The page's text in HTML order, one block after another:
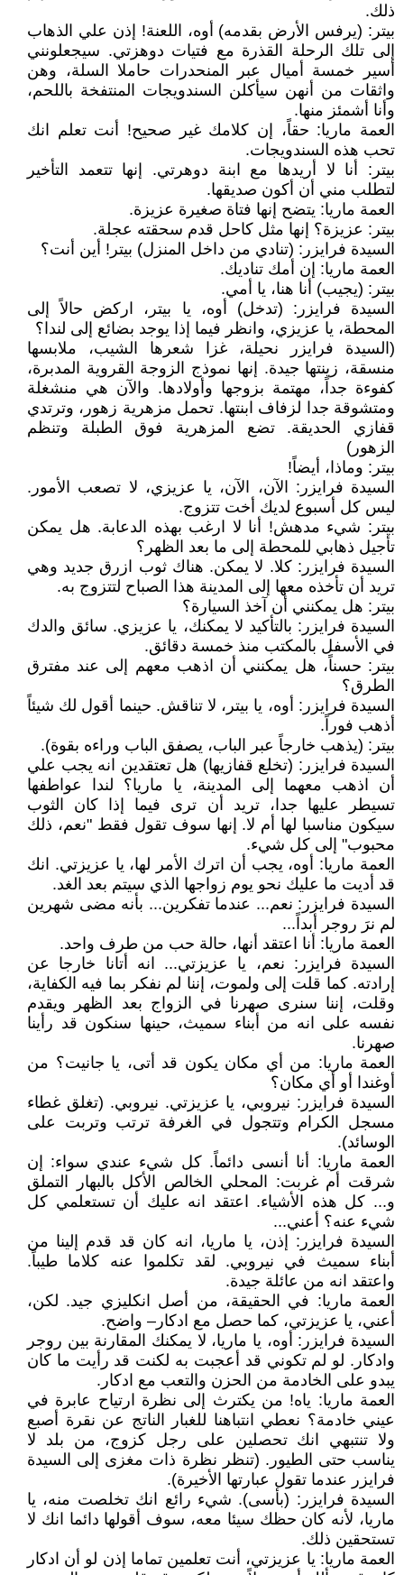
ذلك.
بيتر: (يرفس الأرض بقدمه) أوه، اللعنة! إذن علي الذهاب
إلى تلك الرحلة القذرة مع فتيات دوهزتي. سيجعلونني
أسير خمسة أميال عبر المنحدرات حاملا السلة، وهن
واثقات من أنهن سيأكلن السندويجات المنتفخة باللحم،
وأنا أشمئز منها.
العمة ماريا: حقاً، إن كلامك غير صحيح! أنت تعلم انك
تحب هذه السندويجات.
بيتر: أنا لا أريدها مع ابنة دوهرتي. إنها تتعمد التأخير
لتطلب مني أن أكون صديقها.
العمة ماريا: يتضح إنها فتاة صغيرة عزيزة.
بيتر: عزيزة؟ إنها مثل كاحل قدم سحقته عجلة.
السيدة فرايزر: (تنادي من داخل المنزل) بيتر! أين أنت؟
العمة ماريا: إن أمك تناديك.
بيتر: (يجيب) أنا هنا، يا أمي.
السيدة فرايزر: (تدخل) أوه، يا بيتر، اركض حالاً إلى
المحطة، يا عزيزي، وانظر فيما إذا يوجد بضائع إلى لندا؟
(السيدة فرايزر نحيلة، غزا شعرها الشيب، ملابسها
منسقة، زينتها جيدة. إنها نموذج الزوجة القروية المدبرة،
كفوءة جداً، مهتمة بزوجها وأولادها. والآن هي منشغلة
ومتشوقة جدا لزفاف ابنتها. تحمل مزهرية زهور، وترتدي
قفازي الحديقة. تضع المزهرية فوق الطبلة وتنظم
الزهور)
بيتر: وماذا، أيضاً!
السيدة فرايزر: الآن، الآن، يا عزيزي، لا تصعب الأمور.
ليس كل أسبوع لديك أخت تتزوج.
بيتر: شيء مدهش! أنا لا ارغب بهذه الدعابة. هل يمكن
تأجيل ذهابي للمحطة إلى ما بعد الظهر؟
السيدة فرايزر: كلا. لا يمكن. هناك ثوب ازرق جديد وهي
تريد أن تأخذه معها إلى المدينة هذا الصباح لتتزوج به.
بيتر: هل يمكنني أن آخذ السيارة؟
السيدة فرايزر: بالتأكيد لا يمكنك، يا عزيزي. سائق والدك
في الأسفل بالمكتب منذ خمسة دقائق.
بيتر: حسناً، هل يمكنني أن اذهب معهم إلى عند مفترق
الطرق؟
السيدة فرايزر: أوه، يا بيتر، لا تناقش. حينما أقول لك شيئاً
أذهب فوراً.
بيتر: (يذهب خارجاً عبر الباب، يصفق الباب وراءه بقوة).
السيدة فرايزر: (تخلع قفازيها) هل تعتقدين انه يجب علي
أن اذهب معهما إلى المدينة، يا ماريا؟ لندا عواطفها
تسيطر عليها جدا، تريد أن ترى فيما إذا كان الثوب
سيكون مناسبا لها أم لا. إنها سوف تقول فقط "نعم، ذلك
محبوب" إلى كل شيء.
العمة ماريا: أوه، يجب أن اترك الأمر لها، يا عزيزتي. انك
قد أديت ما عليك نحو يوم زواجها الذي سيتم بعد الغد.
السيدة فرايزر: نعم... عندما تفكرين... بأنه مضى شهرين
لم نرَ روجر أبداً...
العمة ماريا: أنا اعتقد أنها، حالة حب من طرف واحد.
السيدة فرايزر: نعم، يا عزيزتي... انه أتانا خارجا عن
إرادته. كما قلت إلى ولموت، إننا لم نفكر بما فيه الكفاية،
وقلت، إننا سنرى صهرنا في الزواج بعد الظهر ويقدم
نفسه على انه من أبناء سميث، حينها سنكون قد رأينا
صهرنا.
العمة ماريا: من أي مكان يكون قد أتى، يا جانيت؟ من
أوغندا أو أي مكان؟
السيدة فرايزر: نيروبي، يا عزيزتي. نيروبي. (تغلق غطاء
مسجل الكرام وتتجول في الغرفة ترتب وتربت على
الوسائد).
العمة ماريا: أنا أنسى دائماً. كل شيء عندي سواء: إن
شرقت أم غربت: المحلي الخالص الأكل بالبهار التملق
و... كل هذه الأشياء. اعتقد انه عليك أن تستعلمي كل
شيء عنه؟ أعني...
السيدة فرايزر: إذن، يا ماريا، انه كان قد قدم إلينا من
أبناء سميث في نيروبي. لقد تكلموا عنه كلاما طيباً.
واعتقد انه من عائلة جيدة.
العمة ماريا: في الحقيقة، من أصل انكليزي جيد. لكن،
أعني، يا عزيزتي، كما حصل مع ادكار– واضح.
السيدة فرايزر: أوه، يا ماريا، لا يمكنك المقارنة بين روجر
وادكار. لو لم تكوني قد أعجبت به لكنت قد رأيت ما كان
يبدو على الخادمة من الحزن والتعب مع ادكار.
العمة ماريا: ياه! من يكترث إلى نظرة ارتياح عابرة في
عيني خادمة؟ نعطي انتباهنا للغبار الناتج عن نقرة أصبع
ولا تنتبهي انك تحصلين على رجل كزوج، من بلد لا
يناسب حتى الطيور. (تنظر نظرة ذات مغزى إلى السيدة
فرايزر عندما تقول عبارتها الأخيرة).
السيدة فرايزر: (بأسى). شيء رائع انك تخلصت منه، يا
ماريا، لأنه كان حظك سيئا معه، سوف أقولها دائما انك لا
تستحقين ذلك.
العمة ماريا: يا عزيزتي، أنت تعلمين تماما إذن لو أن ادكار